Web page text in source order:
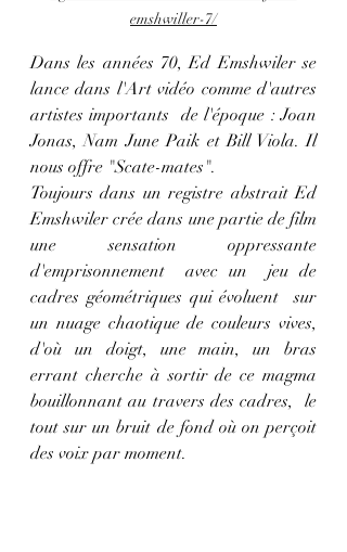
emshwiller-7/
Dans les années 70, Ed Emshwiler se
lance dans l'Art vidéo comme d'autres
artistes importants  de l'époque : Joan
Jonas, Nam June Paik et Bill Viola. Il
nous offre "Scate-mates".
Toujours dans un registre abstrait Ed
Emshwiler crée dans une partie de film
une sensation oppressante
d'emprisonnement
  avec un
jeu de
cadres géométriques qui évoluent  sur
un nuage chaotique de couleurs vives,
d'où un doigt, une main, un bras
errant cherche à sortir de ce magma
bouillonnant au travers des cadres,  le
tout sur un bruit de fond où on perçoit
des voix par moment.